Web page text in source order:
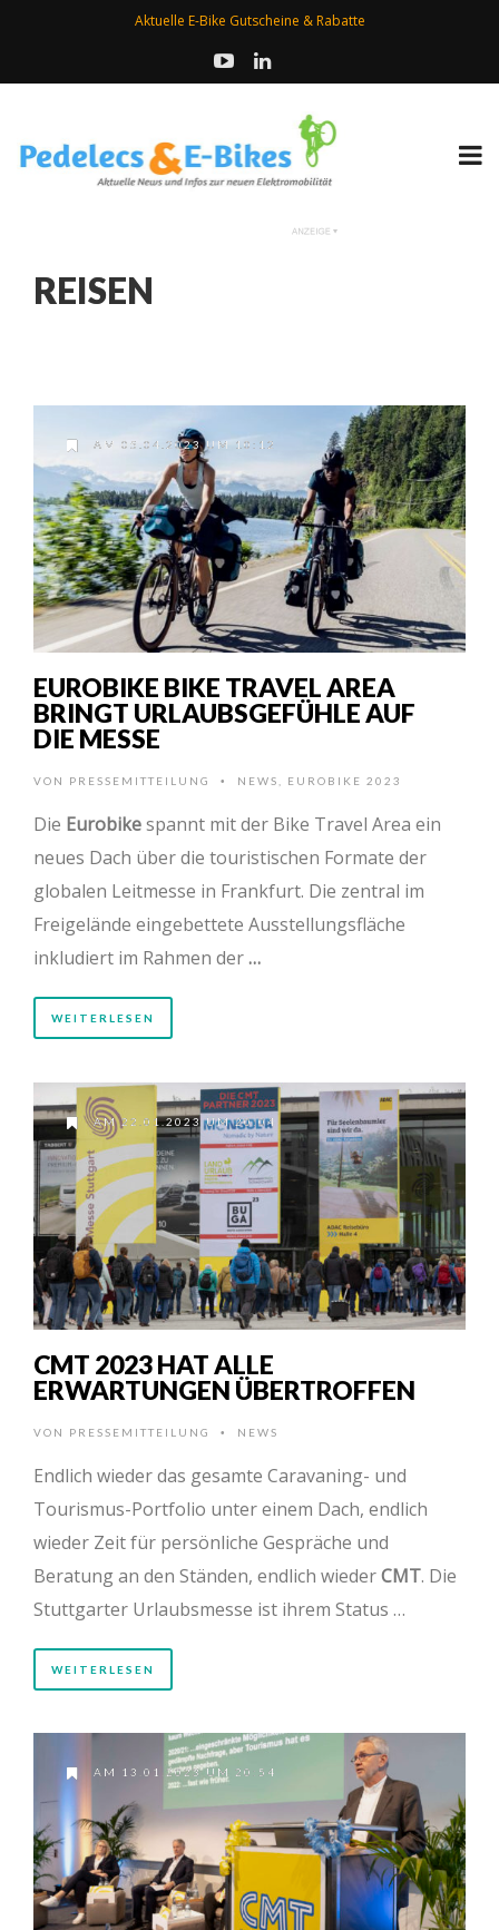
Aktuelle E-Bike Gutscheine & Rabatte
REISEN
AM 05.04.2023 UM 10:12
EUROBIKE BIKE TRAVEL AREA
BRINGT URLAUBSGEFÜHLE AUF
DIE MESSE
VON PRESSEMITTEILUNG • NEWS EUROBIKE 2023
Die Eurobikespannt mit der Bike Travel Area ein
neues Dach über die touristischen Formate der
globalen Leitmesse in Frankfurt. Die zentral im
Freigelände eingebettete Ausstellungsfläche
inkludiert im Rahmen der…
WEITERLESEN
AM 22.01.2023 UM 20:04
CMT 2023 HAT ALLE
ERWARTUNGEN ÜBERTROFFEN
VON PRESSEMITTEILUNG • NEWS
Endlich wieder das gesamte Caravaning- und
Tourismus-Portfolio unter einem Dach, endlich
wieder Zeit für persönliche Gespräche und
Beratung an den Ständen, endlich wiederCMT. Die
Stuttgarter Urlaubsmesse ist ihrem Status …
WEITERLESEN
AM 13.01.2023 UM 20:54